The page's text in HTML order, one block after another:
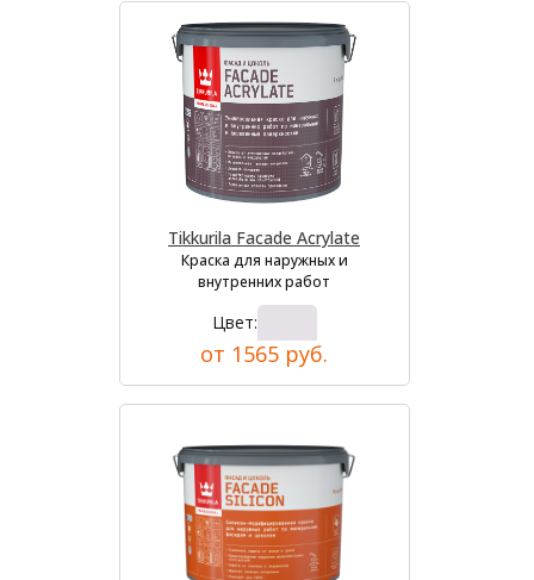
Tikkurila Facade Acrylate
Краска для наружных и
внутренних работ
Цвет:
от 1565 руб.